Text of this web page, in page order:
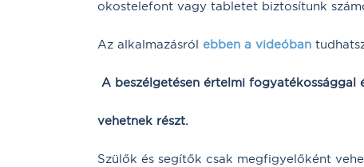
okostelefont vagy tabletet biztosítunk
Az alkalmazásról ebben a videóban
A beszélgetésen értelmi fogyatékossággal
vehetnek részt.
Szülők és segítők csak megfigyelőként